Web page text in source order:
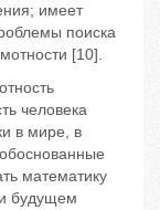
имеет
поиска
[10].
человека
в мире, в
математику
будущем